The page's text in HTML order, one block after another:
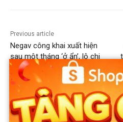
Previous article
Negav công khai xuất hiện
sau một tháng ‘ở ẩn’, lộ chi
tiết khiến dân tình bàn tán
xôn xao